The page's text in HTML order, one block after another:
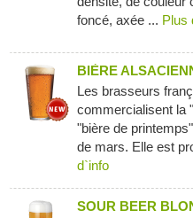
foncé, axée ... Plus
BIÈRE
Les brasseurs
commercialisent la
"bière de
de mars. Elle est
d`info
SOUR BEER